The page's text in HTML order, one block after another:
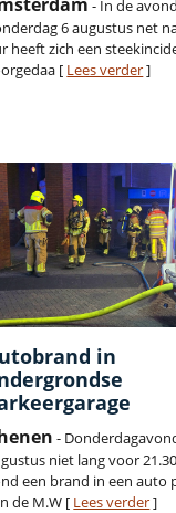
- In de
6 augustus net
heeft zich een
[ Lees verder]
in
-
niet lang voor
een brand in een auto
de M.W [ Lees verder]